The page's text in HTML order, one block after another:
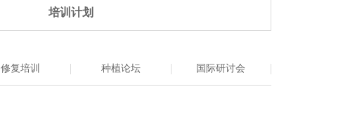
培训计划
修复培训 种植论坛 国际研讨会